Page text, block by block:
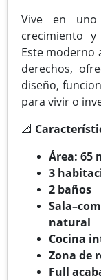
Vive en
crecimiento
Este moderno
derechos,
diseño,
para vivir o
📐
Área: 65
3
2 baños
natural
Cocina
Zona de
Full